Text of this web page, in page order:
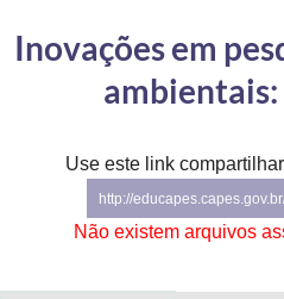
Controladoria-Geral da União
Secretaria-Geral
Inovações em
Use este link
http://
Não existem arquivos